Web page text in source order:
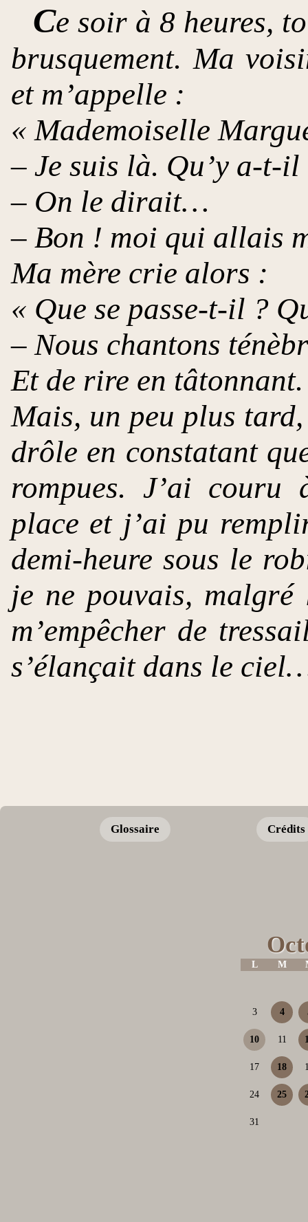
Ce soir à 8 heures,
brusquement. Ma
et m’appelle :
« Mademoiselle
– Je suis là. Qu’y a-t-
– On le dirait…
– Bon ! moi qui allais
Ma mère crie alors :
« Que se passe-t-il ?
– Nous chantons
Et de rire en tâtonnant.
Mais, un peu plus
drôle en constatant
rompues. J’ai
place et j’ai pu
demi-heure sous le
je ne pouvais, malgré
m’empêcher de
s’élançait dans le
Glossaire Crédits
L M
3 4
10 11
17 18
24 25
31